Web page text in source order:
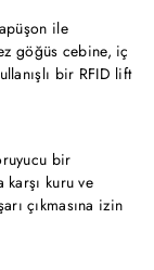
ile
göğüs cebine, iç
bir RFID lift
bir
karşı kuru ve
çıkmasına izin